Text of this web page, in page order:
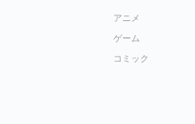
アニメ
ゲーム
コミック